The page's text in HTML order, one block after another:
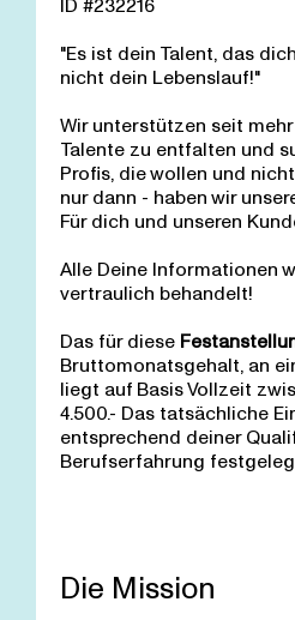
"Es ist dein Talent, das
nicht dein Lebenslauf!"
Wir unterstützen seit
Talente zu entfalten und
Profis, die wollen und
nur dann - haben wir
Für dich und unseren
Alle Deine Informationen
vertraulich behandelt!
Das für diese
Bruttomonatsgehalt, an
liegt auf Basis Vollzeit
4.500.- Das tatsächliche
entsprechend deiner
Berufserfahrung
Die Mission